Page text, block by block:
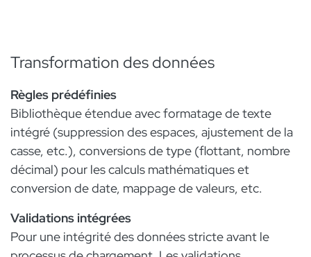
Transformation des données
Règles prédéfinies
Bibliothèque étendue avec formatage de texte
intégré (suppression des espaces, ajustement de la
casse, etc.), conversions de type (flottant, nombre
décimal) pour les calculs mathématiques et
conversion de date, mappage de valeurs, etc.
Validations intégrées
Pour une intégrité des données stricte avant le